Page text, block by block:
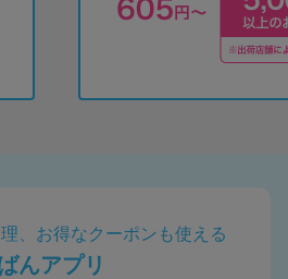
、お得なクーポンも使える
んアプリ